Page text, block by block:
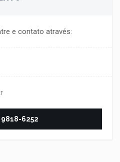
e contato através:
6252